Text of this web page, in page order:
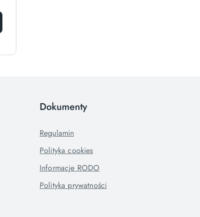
Dokumenty
Regulamin
Polityka cookies
Informacje RODO
Polityka prywatności